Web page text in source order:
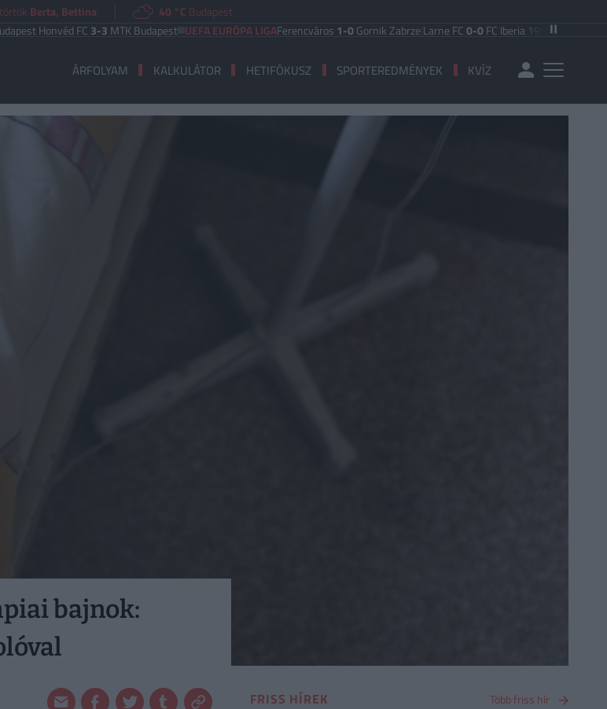
Berta, Bettina 40 °C Budapest
FC3-3MTK Budapest UEFA EURÓPA LIGAFerencváros1-0Gornik Zabrze|Larne FC 0-0FC Iberia 1999|Shamrock Rovers
ÁRFOLYAM KALKULÁTOR HETIFÓKUSZ SPORTEREDMÉNYEK KVÍZ
bajnok:
FRISS HÍREK Több friss hír